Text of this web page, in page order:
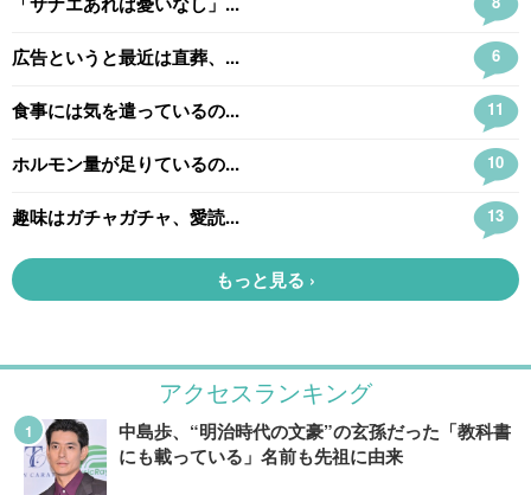
アクセスランキング
中島歩、“明治時代の文豪”の玄孫だった「教科書
にも載っている」名前も先祖に由来